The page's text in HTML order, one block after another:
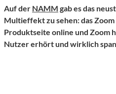
Auf der NAMM gab es das
Multieffekt zu sehen: das
Produktseite online und Zoom
Nutzer erhört und wirklich